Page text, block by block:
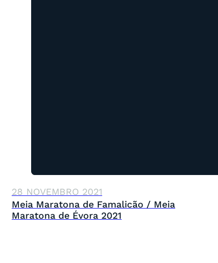
28 NOVEMBRO 2021
Meia Maratona de Famalicão / Meia
Maratona de Évora 2021